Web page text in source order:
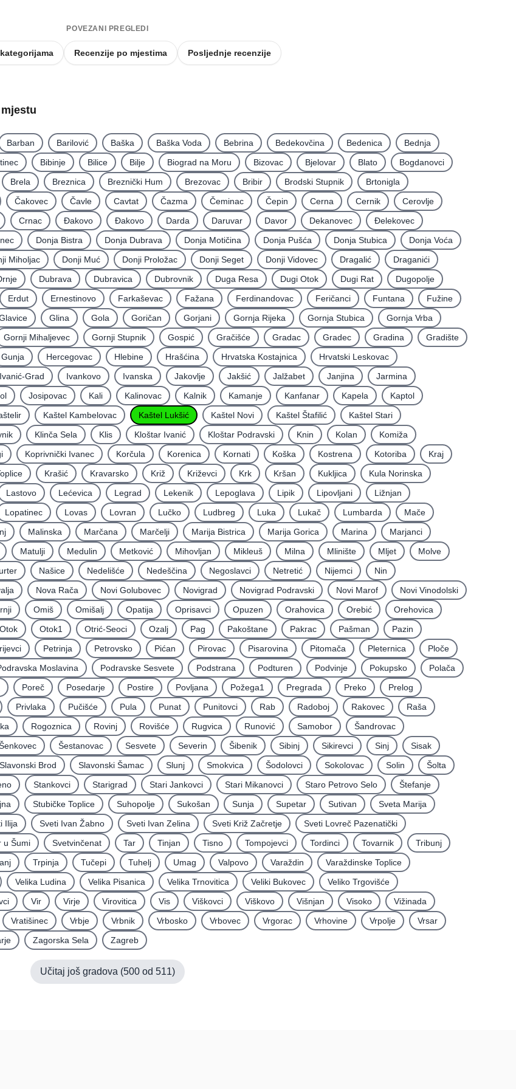
POVEZANI PREGLEDI
Recenzije po mjestima Posljednje recenzije
Barban Barilović Baška Baška Voda Bebrina Bedekovčina Bedenica
Bednja
Bibinje Bilice Bilje Biograd na Moru Bizovac Bjelovar Blato
Bogdanovci
Brela Breznica Breznički Hum Brezovac Bribir Brodski Stupnik
Brtonigla
Čakovec Čavle Cavtat Čazma Čeminac Čepin Cerna Cernik
Cerovlje
Crnac Đakovo Ðakovo Darda Daruvar Davor Dekanovec
Ðelekovec
Donja Bistra Donja Dubrava Donja Motičina Donja Pušća Donja Stubica
Donja Voća
Miholjac Donji Muć Donji Proložac Donji Seget Donji Vidovec Dragalić
Draganići
Dubrava Dubravica Dubrovnik Duga Resa Dugi Otok Dugi Rat
Dugopolje
Erdut Ernestinovo Farkaševac Fažana Ferdinandovac Feričanci Funtana
Fužine
Glina Gola Goričan Gorjani Gornja Rijeka Gornja Stubica
Gornja Vrba
Gornji Mihaljevec Gornji Stupnik Gospić Gračišće Gradac Gradec Gradina
Gradište
Gunja Hercegovac Hlebine Hrašćina Hrvatska Kostajnica
Hrvatski Leskovac
Ivanić-Grad Ivankovo Ivanska Jakovlje Jakšić Jalžabet Janjina
Jarmina
Josipovac Kali Kalinovac Kalnik Kamanje Kanfanar Kapela
Kaptol
Kaštel Kambelovac Kaštel Lukšić Kaštel Novi Kaštel Štafilić
Kaštel Stari
Klinča Sela Klis Kloštar Ivanić Kloštar Podravski Knin Kolan
Komiža
Koprivnički Ivanec Korčula Korenica Kornati Koška Kostrena Kotoriba
Kraj
Krašić Kravarsko Križ Križevci Krk Kršan Kukljica
Kula Norinska
Lastovo Lećevica Legrad Lekenik Lepoglava Lipik Lipovljani
Ližnjan
Lopatinec Lovas Lovran Lučko Ludbreg Luka Lukač Lumbarda
Mače
Malinska Marčana Marčelji Marija Bistrica Marija Gorica Marina
Marjanci
Matulji Medulin Metković Mihovljan Mikleuš Milna Mlinište Mljet
Molve
Našice Nedelišće Nedeščina Negoslavci Netretić Nijemci
Nin
Nova Rača Novi Golubovec Novigrad Novigrad Podravski Novi Marof
Novi Vinodolski
Omiš Omišalj Opatija Oprisavci Opuzen Orahovica Orebić
Orehovica
Otok Otok1 Otrić-Seoci Ozalj Pag Pakoštane Pakrac Pašman
Pazin
Petrinja Petrovsko Pićan Pirovac Pisarovina Pitomača Pleternica
Ploče
Moslavina Podravske Sesvete Podstrana Podturen Podvinje Pokupsko
Polača
Poreč Posedarje Postire Povljana Požega1 Pregrada Preko
Prelog
Privlaka Pučišće Pula Punat Punitovci Rab Radoboj Rakovec
Raša
Rogoznica Rovinj Rovišće Rugvica Runović Samobor
Šandrovac
Šestanovac Sesvete Severin Šibenik Sibinj Sikirevci Sinj
Sisak
Slavonski Brod Slavonski Šamac Slunj Smokvica Šodolovci Sokolovac Solin
Šolta
Stankovci Starigrad Stari Jankovci Stari Mikanovci Staro Petrovo Selo
Štefanje
Stubičke Toplice Suhopolje Sukošan Sunja Supetar Sutivan
Sveta Marija
Ilija Sveti Ivan Žabno Sveti Ivan Zelina Sveti Križ Začretje
Sveti Lovreč Pazenatički
u Šumi Svetvinčenat Tar Tinjan Tisno Tompojevci Tordinci Tovarnik
Tribunj
Trpinja Tučepi Tuhelj Umag Valpovo Varaždin
Varaždinske Toplice
Velika Ludina Velika Pisanica Velika Trnovitica Veliki Bukovec
Veliko Trgovišće
Vir Virje Virovitica Vis Viškovci Viškovo Višnjan Visoko
Vižinada
Vratišinec Vrbje Vrbnik Vrbosko Vrbovec Vrgorac Vrhovine Vrpolje
Vrsar
Zagorska Sela Zagreb
Učitaj još gradova (500 od 511)